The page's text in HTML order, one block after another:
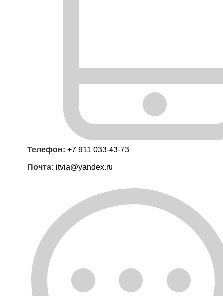
Телефон: +7 911 033-43-73
Почта: itvia@yandex.ru